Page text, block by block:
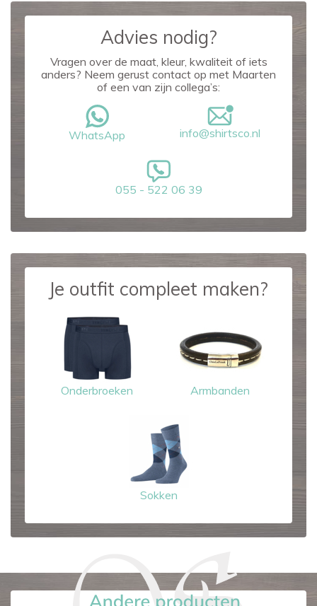
Advies nodig?
Vragen over de maat, kleur, kwaliteit of iets
anders? Neem gerust contact op met Maarten
of een van zijn collega’s:
WhatsApp info@shirtsco.nl
055 - 522 06 39
Je outfit compleet maken?
Onderbroeken Armbanden
Sokken